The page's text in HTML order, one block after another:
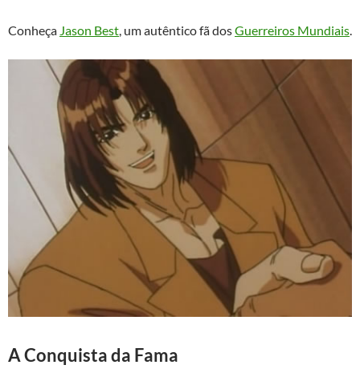
Conheça Jason Best, um autêntico fã dosGuerreiros Mundiais.
A Conquista da Fama